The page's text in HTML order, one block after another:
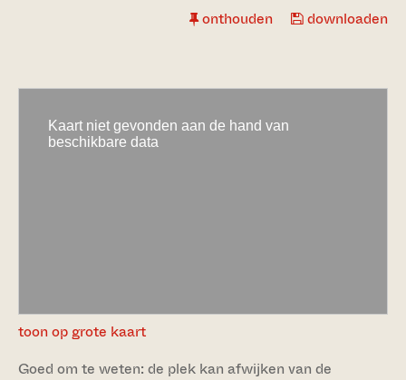
onthouden downloaden
toon op grote kaart
Goed om te weten: de plek kan afwijken van de